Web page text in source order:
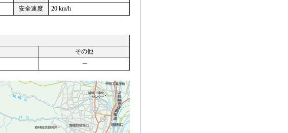
安全速度 20 km/h
その他
─